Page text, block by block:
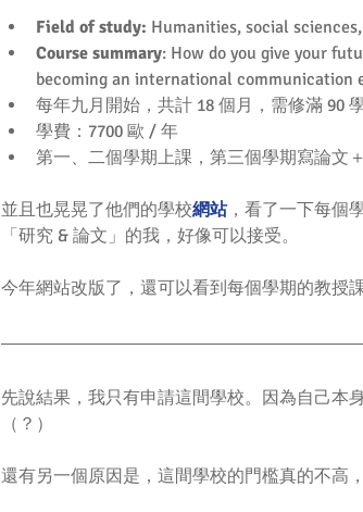
Field of study: Humanities, social
Course summary: How do you give your
becoming an international communication
每年九月開始，共計 18 個月，需修滿 90
學費：7700 歐 / 年
第一、二個學期上課，第三個學期寫論文
並且也晃晃了他們的學校網站，看了一下每個
「研究 & 論文」的我，好像可以接受。
今年網站改版了，還可以看到每個學期的教授
先說結果，我只有申請這間學校。因為自己本
（？）
還有另一個原因是，這間學校的門檻真的不高